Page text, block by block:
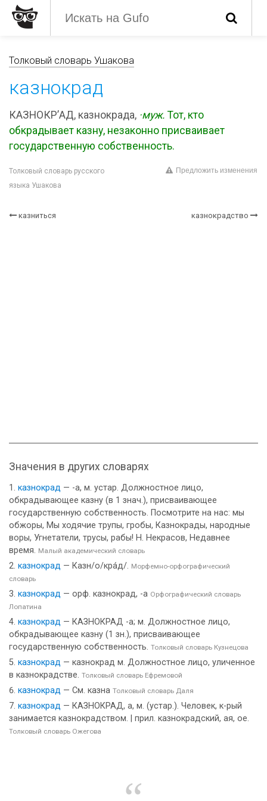
Толковый словарь Ушакова
казнокрад
КАЗНОКР’АД, казнокрада, ·муж. Тот, кто
обкрадывает казну, незаконно присваивает
государственную собственность.
Толковый словарь русского
языка Ушакова
Предложить изменения
казниться казнокрадство
Значения в других словарях
казнокрад — -а, м. устар. Должностное лицо,
обкрадывающее казну (в 1 знач.), присваивающее
государственную собственность. Посмотрите на нас: мы
обжоры, Мы ходячие трупы, гробы, Казнокрады, народные
воры, Угнетатели, трусы, рабы! Н. Некрасов, Недавнее
время. Малый академический словарь
казнокрад — Казн/о/кра́д/. Морфемно-орфографический
словарь
казнокрад — орф. казнокрад, -а Орфографический словарь
Лопатина
казнокрад — КАЗНОКРАД -а; м. Должностное лицо,
обкрадывающее казну (1 зн.), присваивающее
государственную собственность. Толковый словарь Кузнецова
казнокрад — казнокрад м. Должностное лицо, уличенное
в казнокрадстве. Толковый словарь Ефремовой
казнокрад — См. казна Толковый словарь Даля
казнокрад — КАЗНОКРАД, а, м. (устар.). Человек, к-рый
занимается казнокрадством. | прил. казнокрадский, ая, ое.
Толковый словарь Ожегова